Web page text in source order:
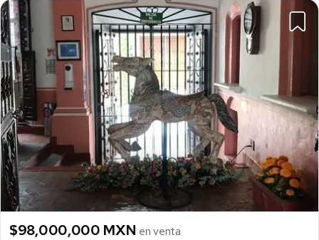
$98,000,000 MXN en venta